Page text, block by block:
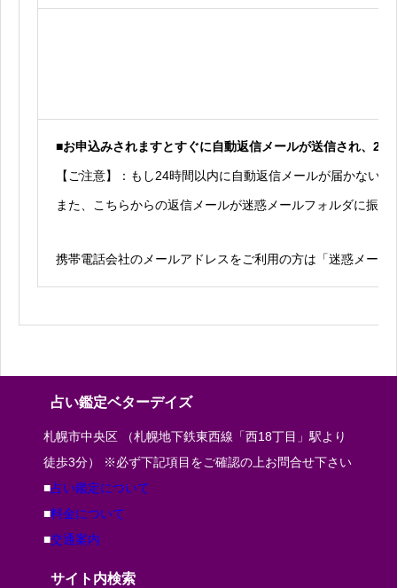
■お申込みされますとすぐに自動返信メールが送信され、2
【ご注意】：もし24時間以内に自動返信メールが届かない
また、こちらからの返信メールが迷惑メールフォルダに振
携帯電話会社のメールアドレスをご利用の方は「迷惑メー
占い鑑定ベターデイズ
札幌市中央区 （札幌地下鉄東西線「西18丁目」駅より
徒歩3分） ※必ず下記項目をご確認の上お問合せ下さい
■占い鑑定について
■料金について
■交通案内
サイト内検索